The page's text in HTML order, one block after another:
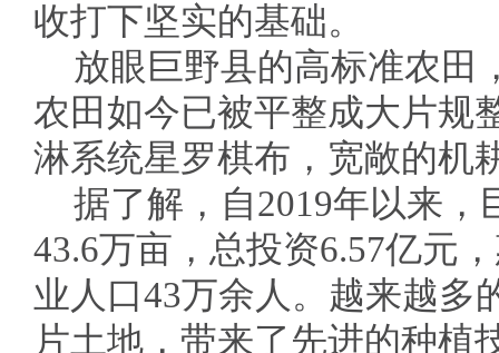
收打下坚实的基础。
放眼巨野县的高标准农田
农田如今已被平整成大片规
淋系统星罗棋布，宽敞的机
据了解，自2019年以来
43.6万亩，总投资6.57亿元
业人口43万余人。越来越多
片土地，带来了先进的种植